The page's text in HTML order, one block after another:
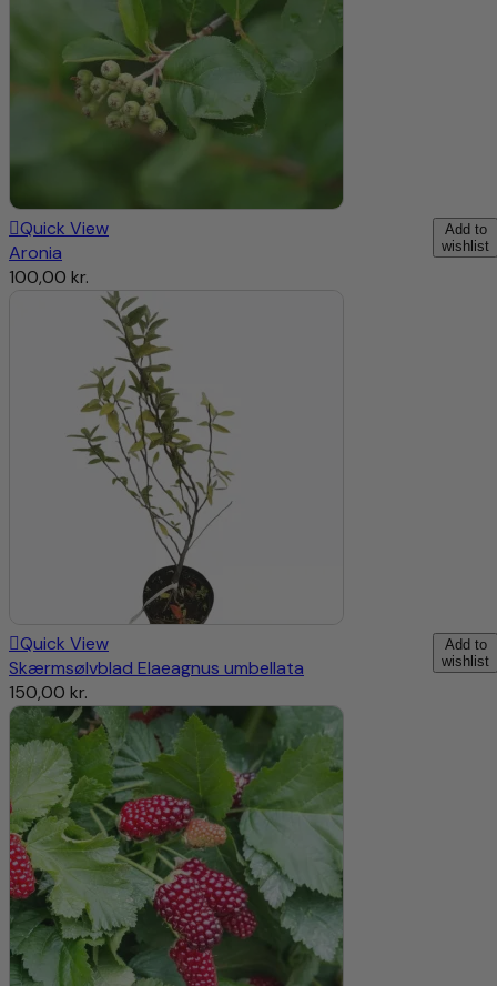
Add to
wishlist
Quick View
Aronia
100,00 kr.
Add to
wishlist
Quick View
Skærmsølvblad Elaeagnus umbellata
150,00 kr.